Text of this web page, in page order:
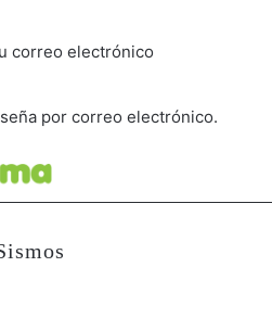
correo electrónico
por correo electrónico.